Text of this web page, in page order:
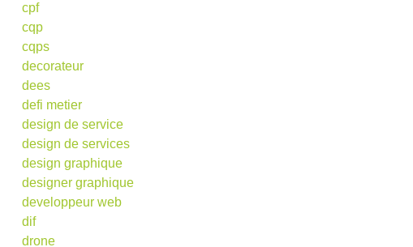
cpf
cqp
cqps
decorateur
dees
defi metier
design de service
design de services
design graphique
designer graphique
developpeur web
dif
drone